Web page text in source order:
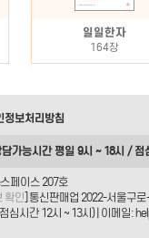
일일한자
164장
정보처리방침
가능시간 평일 9시 ~ 18시 / 점
페이스 207호
확인 ] 통신판매업 2022-서울구
심시간 12시 ~ 13시) | 이메일: